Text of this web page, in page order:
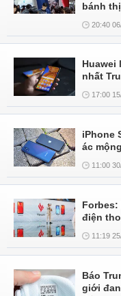
bánh
20:40
Huawei
nhất
17:00
iPhone
ác
11:00
điện
11:19
Báo
giới